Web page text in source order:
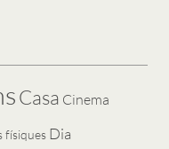
Casa Cinema
físiques Dia